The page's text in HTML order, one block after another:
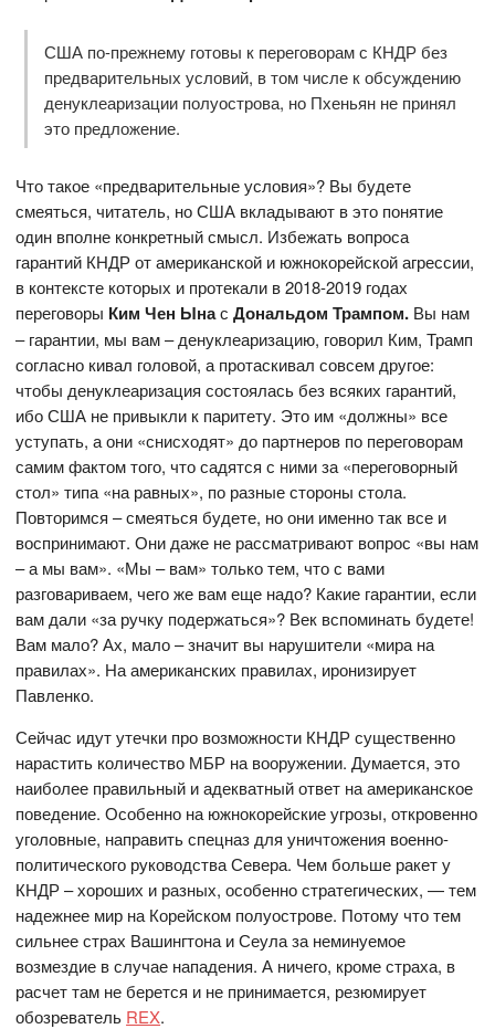
США по-прежнему готовы к переговорам с КНДР без
предварительных условий, в том числе к обсуждению
денуклеаризации полуострова, но Пхеньян не принял
это предложение.
Что такое «предварительные условия»? Вы будете
смеяться, читатель, но США вкладывают в это понятие
один вполне конкретный смысл. Избежать вопроса
гарантий КНДР от американской и южнокорейской агрессии,
в контексте которых и протекали в 2018-2019 годах
переговоры Ким Чен ЫнасДональдом Трампом. Вы нам
– гарантии, мы вам – денуклеаризацию, говорил Ким, Трамп
согласно кивал головой, а протаскивал совсем другое:
чтобы денуклеаризация состоялась без всяких гарантий,
ибо США не привыкли к паритету. Это им «должны» все
уступать, а они «снисходят» до партнеров по переговорам
самим фактом того, что садятся с ними за «переговорный
стол» типа «на равных», по разные стороны стола.
Повторимся – смеяться будете, но они именно так все и
воспринимают. Они даже не рассматривают вопрос «вы нам
– а мы вам». «Мы – вам» только тем, что с вами
разговариваем, чего же вам еще надо? Какие гарантии, если
вам дали «за ручку подержаться»? Век вспоминать будете!
Вам мало? Ах, мало – значит вы нарушители «мира на
правилах». На американских правилах, иронизирует
Павленко.
Сейчас идут утечки про возможности КНДР существенно
нарастить количество МБР на вооружении. Думается, это
наиболее правильный и адекватный ответ на американское
поведение. Особенно на южнокорейские угрозы, откровенно
уголовные, направить спецназ для уничтожения военно-
политического руководства Севера. Чем больше ракет у
КНДР – хороших и разных, особенно стратегических, — тем
надежнее мир на Корейском полуострове. Потому что тем
сильнее страх Вашингтона и Сеула за неминуемое
возмездие в случае нападения. А ничего, кроме страха, в
расчет там не берется и не принимается, резюмирует
обозреватель REX.